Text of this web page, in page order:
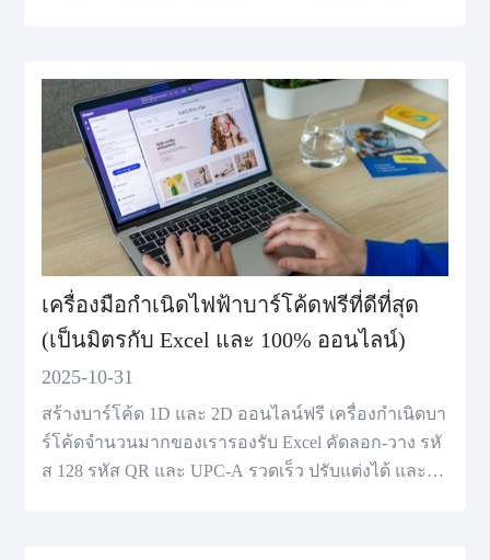
เครื่องมือกำเนิดไฟฟ้าบาร์โค้ดฟรีที่ดีที่สุด
(เป็นมิตรกับ Excel และ 100% ออนไลน์)
2025-10-31
สร้างบาร์โค้ด 1D และ 2D ออนไลน์ฟรี เครื่องกำเนิดบา
ร์โค้ดจำนวนมากของเรารองรับ Excel คัดลอก-วาง รหั
ส 128 รหัส QR และ UPC-A รวดเร็ว ปรับแต่งได้ และอ